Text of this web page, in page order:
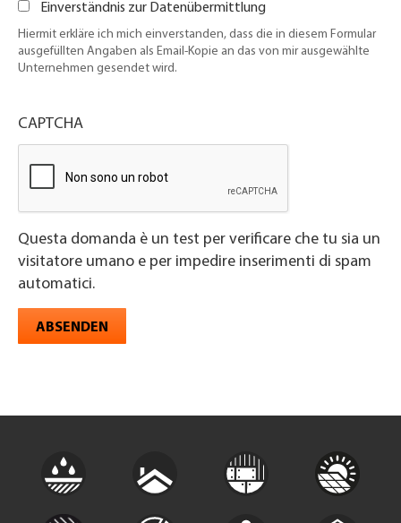
Einverständnis zur Datenübermittlung
Hiermit erkläre ich mich einverstanden, dass die in diesem Formular
ausgefüllten Angaben als Email-Kopie an das von mir ausgewählte
Unternehmen gesendet wird.
CAPTCHA
Questa domanda è un test per verificare che tu sia un
visitatore umano e per impedire inserimenti di spam
automatici.
ABSENDEN